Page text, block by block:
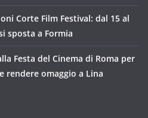
Corte Film Festival: dal 15 al
sposta a Formia
Festa del Cinema di Roma per
rendere omaggio a Lina